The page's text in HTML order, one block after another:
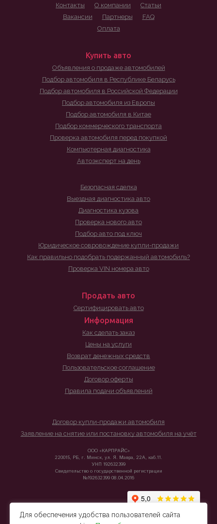
Контакты О компании
Статьи
Вакансии
Партнеры
FAQ
Оплата
Купить авто
Объявления о продаже автомобилей
Подбор автомобиля в Республике Беларусь
Подбор автомобиля в Российской Федерации
Подбор автомобиля из Европы
Подбор автомобиля в Китае
Подбор коммерческого транспорта
Проверка автомобиля перед покупкой
Компьютерная диагностика
Автоэксперт на день
Безопасная сделка
Выездная диагностика авто
Диагностика кузова
Проверка нового авто
Подбор авто под ключ
Юридическое совровождение купли-продажи
Как правильно подобрать подержанный автомобиль?
Проверка VIN номера авто
Продать авто
Сертифицировать авто
Информация
Как сделать заказ
Цены на услуги
Возврат денежных средств
Пользовательское соглашение
Договор оферты
Правила подачи объявлений
Договор купли-продажи автомобиля
Заявление на снятие или постановку автомобиля на учёт
ООО «КАРПРАЙС»
220015, РБ, г. Минск, ул. Я. Мавра, 22А, каб.11.
УНП 192632399
Свидетельство о государственной регистрации
№192632399 08.04.2016
Для обеспечения удобства пользователей сайта